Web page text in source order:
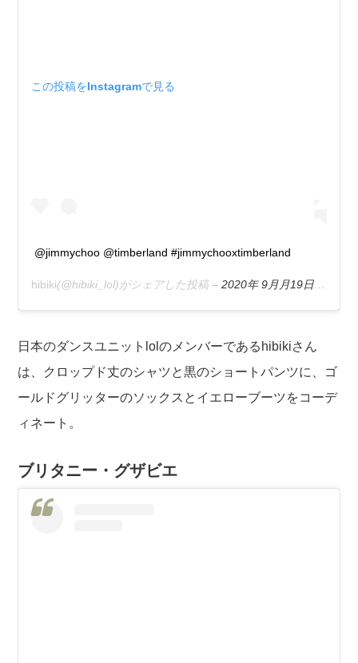
この投稿をInstagramで見る
@jimmychoo @timberland #jimmychooxtimberland
hibiki(@hibiki_lol)がシェアした投稿 –2020年 9月月19日午前3時54分PDT
日本のダンスユニットlolのメンバーであるhibikiさん
は、クロップド丈のシャツと黒のショートパンツに、ゴ
ールドグリッターのソックスとイエローブーツをコーデ
ィネート。
ブリタニー・グザビエ